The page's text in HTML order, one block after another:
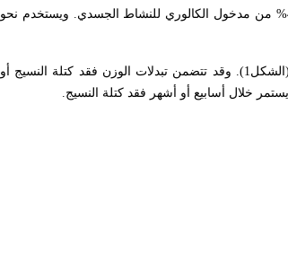
حرارة الجسم. فعند شخص وزنه 70 كلغ، يستهلك النشاط الأساسي نحو 1800 كيلو حريرة/اليوم. ويستخدم نحو 40% من مدخول الكالوري للنشاط الجسدي. ويستخدم نحو
تشمل آليات نقص الوزن نقص تناول الطعام، وسوء الامتصاص، وفقد السعرات الحرارية، وزيادة حاجات الطاقة (الشكل1). وقد تتضمن تبدلات الوزن فقد كتلة النسيج أو